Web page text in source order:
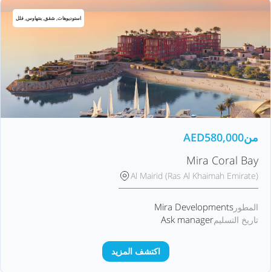
استوديوهات, شقق, بنتهاوس, فلل
من AED580,000
Mira Coral Bay
Al Mairid (Ras Al Khaimah Emirate)
المطور Mira Developments
تاريخ التسليمAsk manager
اكتشف المزيد